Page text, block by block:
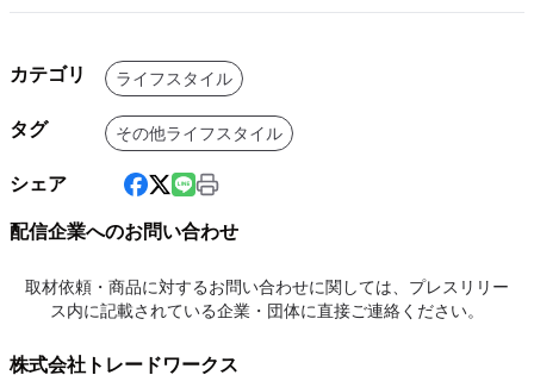
カテゴリ ライフスタイル
タグ その他ライフスタイル
シェア
配信企業へのお問い合わせ
取材依頼・商品に対するお問い合わせに関しては、プレスリリー
ス内に記載されている企業・団体に直接ご連絡ください。
株式会社トレードワークス